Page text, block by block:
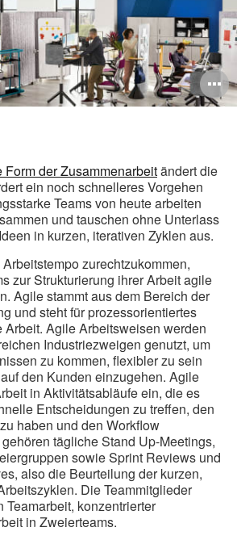
der Zusammenarbeitändert die
ein noch schnelleres Vorgehen
Teams von heute arbeiten
und tauschen ohne Unterlass
in kurzen, iterativen Zyklen aus.
zurechtzukommen,
zur Strukturierung ihrer Arbeit agile
Agile stammt aus dem Bereich der
und steht für prozessorientiertes
Arbeit. Agile Arbeitsweisen werden
Industriezweigen genutzt, um
zu kommen, flexibler zu sein
den Kunden einzugehen. Agile
in Aktivitätsabläufe ein, die es
Entscheidungen zu treffen, den
haben und den Workflow
tägliche Stand Up-Meetings,
sowie Sprint Reviews und
also die Beurteilung der kurzen,
Die Teammitglieder
konzentrierter
in Zweierteams.